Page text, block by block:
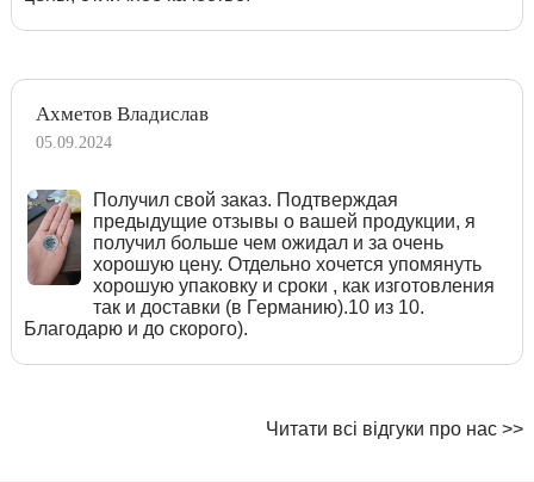
Ахметов Владислав
05.09.2024
Получил свой заказ. Подтверждая
предыдущие отзывы о вашей продукции, я
получил больше чем ожидал и за очень
хорошую цену. Отдельно хочется упомянуть
хорошую упаковку и сроки , как изготовления
так и доставки (в Германию).10 из 10.
Благодарю и до скорого).
Читати всі відгуки про нас >>